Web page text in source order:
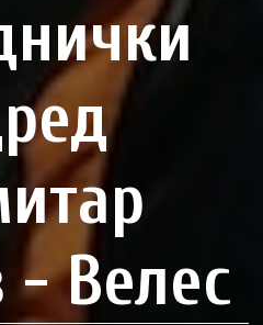
- Велес